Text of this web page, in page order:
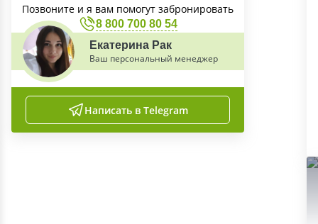
Позвоните и я вам помогут забронировать
8 800 700 80 54
Екатерина Рак
Ваш персональный менеджер
Написать в Telegram